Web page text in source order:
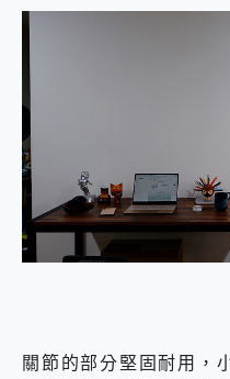
關節的部分堅固耐用，